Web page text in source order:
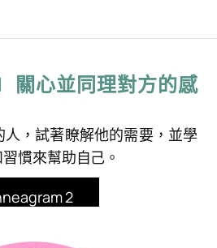
關心並同理對方的感
，試著瞭解他的需要，並學
慣來幫助自己。
2